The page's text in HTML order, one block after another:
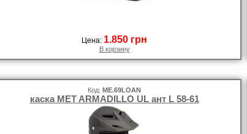
Цена: 1.850 грн
В корзину
Код: ME.69LOAN
каска MET ARMADILLO UL ант L 58-61